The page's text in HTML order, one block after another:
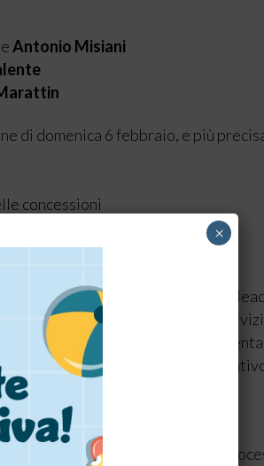
Antonio Misiani
di domenica 6 febbraio, e più
concessioni
di attenzione che il Ministro e i
di un settore che gestisce un
(tanti sono quelli che
è la chiarezza del carattere
le nostre richieste saranno già
×